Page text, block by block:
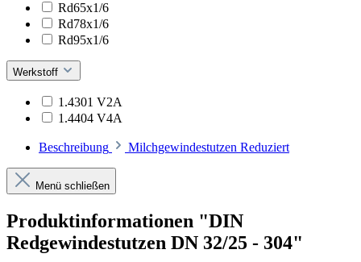
Rd65x1/6
Rd78x1/6
Rd95x1/6
Werkstoff
1.4301 V2A
1.4404 V4A
Beschreibung Milchgewindestutzen Reduziert
Menü schließen
Produktinformationen "DIN
Redgewindestutzen DN 32/25 - 304"